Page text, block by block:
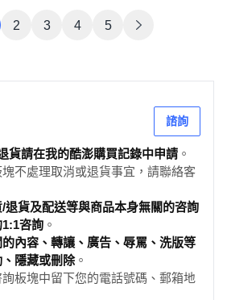
2 3 4 5
諮詢
貨請在我的酷澎購買記錄中申請 。
不處理取消或退貨事宜，請聯絡客
退貨及配送等與商品本身無關的咨詢
咨詢 。
的內容、轉讓、廣告、辱罵、洗版等
隱藏或刪除。
板塊中留下您的電話號碼、郵箱地